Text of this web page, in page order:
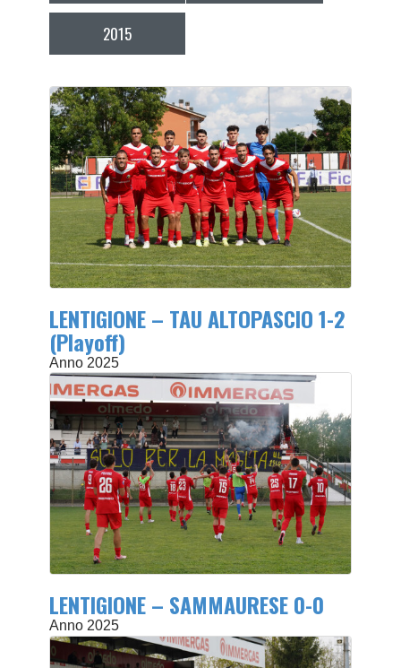
2015
LENTIGIONE – TAU ALTOPASCIO 1-2
(Playoff)
Anno 2025
LENTIGIONE – SAMMAURESE 0-0
Anno 2025